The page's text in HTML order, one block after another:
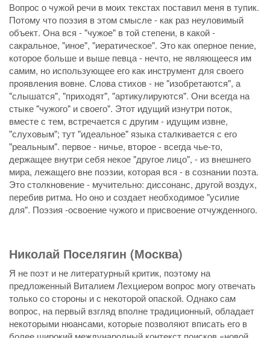
Вопрос о чужой речи в моих текстах поставил меня в тупик.
Потому что поэзия в этом смысле - как раз неуловимый
объект. Она вся - "чужое" в той степени, в какой -
сакральное, "иное", "иератическое". Это как оперное пение,
которое больше и выше певца - нечто, не являющееся им
самим, но использующее его как инструмент для своего
проявления вовне. Слова стихов - не "изобретаются", а
"слышатся", "приходят", "артикулируются". Они всегда на
стыке "чужого" и своего". Этот идущий изнутри поток,
вместе с тем, встречается с другим - идущим извне,
"слуховым"; тут "идеальное" языка сталкивается с его
"реальным". первое - ничье, второе - всегда чье-то,
держащее внутри себя некое "другое лицо", - из внешнего
мира, лежащего вне поэзии, которая вся - в сознании поэта.
Это столкновение - мучительно: диссонанс, другой воздух,
перебив ритма. Но оно и создает необходимое "усилие
для". Поэзия -освоение чужого и присвоение отчужденного.
Николай Поселягин (Москва)
Я не поэт и не литературный критик, поэтому на
предложенный Виталием Лехциером вопрос могу отвечать
только со стороны и с некоторой опаской. Однако сам
вопрос, на первый взгляд вполне традиционный, обладает
некоторыми нюансами, которые позволяют вписать его в